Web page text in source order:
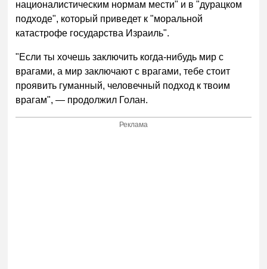
националистическим нормам мести" и в "дурацком
подходе", который приведет к "моральной
катастрофе государства Израиль".
"Если ты хочешь заключить когда-нибудь мир с
врагами, а мир заключают с врагами, тебе стоит
проявить гуманный, человечный подход к твоим
врагам", — продолжил Голан.
Реклама